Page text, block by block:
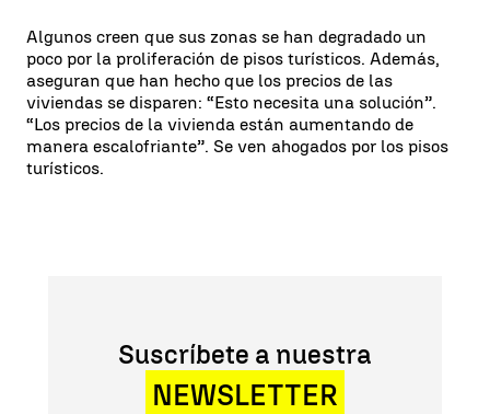
Algunos creen que sus zonas se han degradado un
poco por la proliferación de pisos turísticos. Además,
aseguran que han hecho que los precios de las
viviendas se disparen: “Esto necesita una solución”.
“Los precios de la vivienda están aumentando de
manera escalofriante”. Se ven ahogados por los pisos
turísticos.
Suscríbete a nuestra
NEWSLETTER